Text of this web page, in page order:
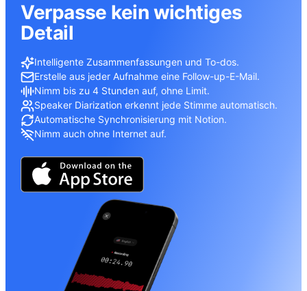
Verpasse kein wichtiges
Detail
Intelligente Zusammenfassungen und To-dos.
Erstelle aus jeder Aufnahme eine Follow-up-E-Mail.
Nimm bis zu 4 Stunden auf, ohne Limit.
Speaker Diarization erkennt jede Stimme automatisch.
Automatische Synchronisierung mit Notion.
Nimm auch ohne Internet auf.